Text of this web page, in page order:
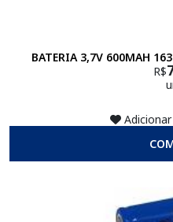
BATERIA 3,7V 600MAH
R$